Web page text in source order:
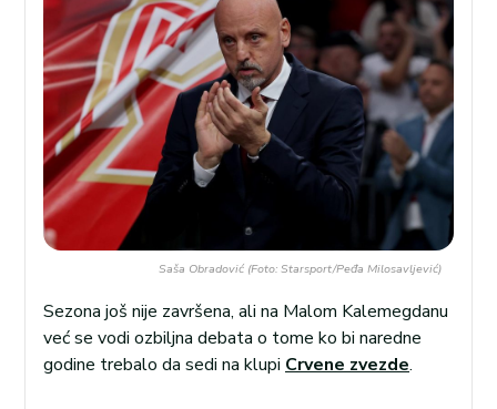
Saša Obradović (Foto: Starsport/Peđa Milosavljević)
Sezona još nije završena, ali na Malom Kalemegdanu
već se vodi ozbiljna debata o tome ko bi naredne
godine trebalo da sedi na klupi Crvene zvezde.